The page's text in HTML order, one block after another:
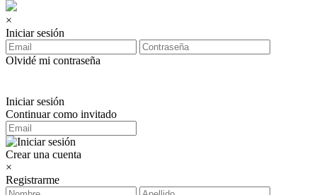
×
Iniciar sesión
Olvidé mi contraseña
Iniciar sesión
Continuar como invitado
Crear una cuenta
×
Registrarme